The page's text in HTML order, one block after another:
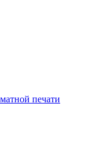
печати